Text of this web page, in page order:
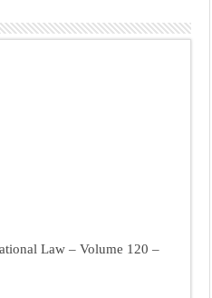
Law – Volume 120 –